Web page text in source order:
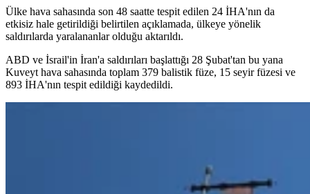
Ülke hava sahasında son 48 saatte tespit edilen 24 İHA'nın da
etkisiz hale getirildiği belirtilen açıklamada, ülkeye yönelik
saldırılarda yaralananlar olduğu aktarıldı.
ABD ve İsrail'in İran'a saldırıları başlattığı 28 Şubat'tan bu yana
Kuveyt hava sahasında toplam 379 balistik füze, 15 seyir füzesi ve
893 İHA'nın tespit edildiği kaydedildi.